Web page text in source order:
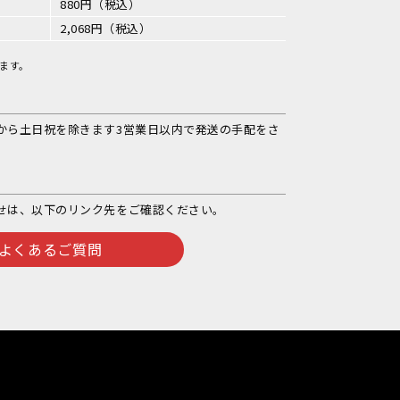
880円（税込）
2,068円（税込）
。
土日祝を除きます3営業日以内で発送の手配をさ
、以下のリンク先をご確認ください。
くあるご質問